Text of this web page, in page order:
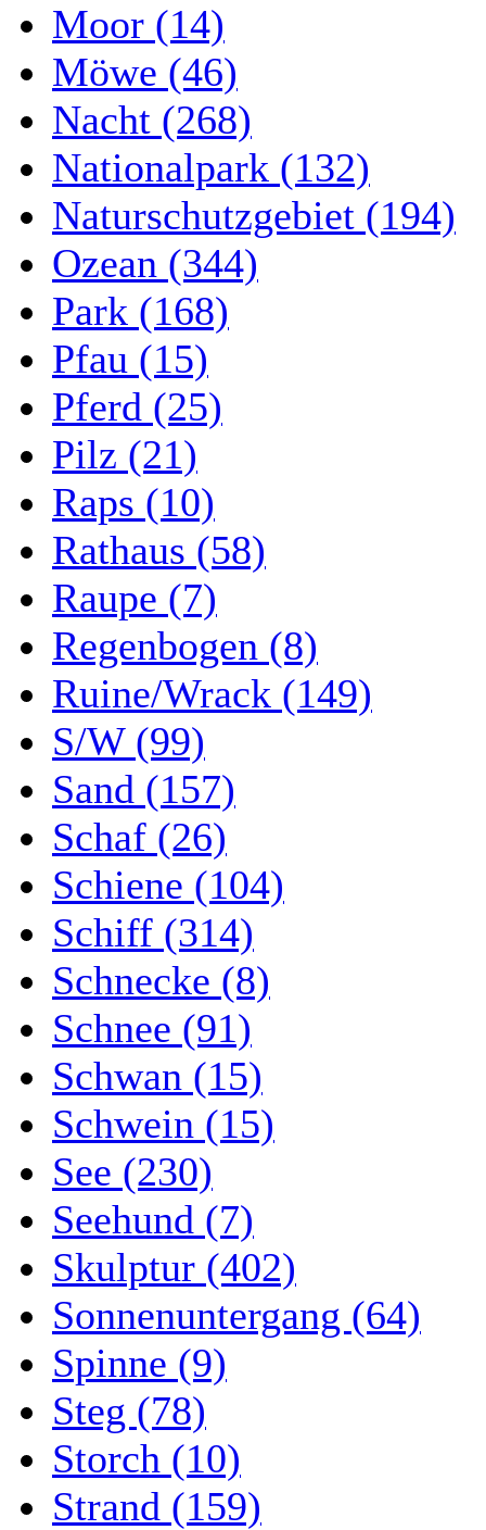
Moor (14)
Möwe (46)
Nacht (268)
Nationalpark (132)
Naturschutzgebiet (194)
Ozean (344)
Park (168)
Pfau (15)
Pferd (25)
Pilz (21)
Raps (10)
Rathaus (58)
Raupe (7)
Regenbogen (8)
Ruine/Wrack (149)
S/W (99)
Sand (157)
Schaf (26)
Schiene (104)
Schiff (314)
Schnecke (8)
Schnee (91)
Schwan (15)
Schwein (15)
See (230)
Seehund (7)
Skulptur (402)
Sonnenuntergang (64)
Spinne (9)
Steg (78)
Storch (10)
Strand (159)